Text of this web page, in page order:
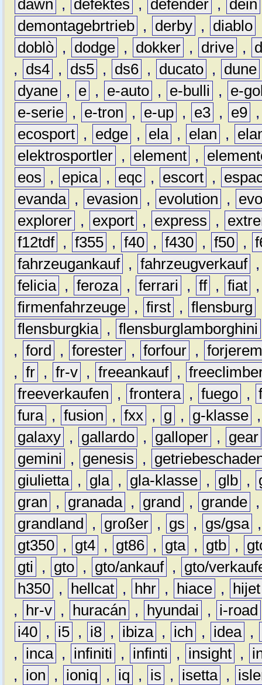
dawn , defektes , defender , dein
demontagebrtrieb , derby , diablo
doblò , dodge , dokker , drive ,
,
ds4 , ds5 , ds6 , ducato , dune
dyane , e , e-auto , e-bulli ,
e-
e-serie , e-tron , e-up , e3 , e9
ecosport , edge , ela , elan ,
elektrosportler , element ,
eos
, epica , eqc , escort ,
evanda , evasion , evolution ,
explorer , export , express ,
f12tdf , f355 , f40 , f430 , f50 ,
fahrzeugankauf , fahrzeugverkauf
felicia , feroza , ferrari , ff , fiat
firmenfahrzeuge , first , flensburg
flensburgkia , flensburglamborghini
, ford , forester , forfour ,
, fr , fr-v , freeankauf ,
freeverkaufen
, frontera , fuego ,
fura , fusion , fxx , g , g-klasse
galaxy , gallardo , galloper ,
gear
gemini
, genesis ,
giulietta , gla , gla-klasse , glb ,
gran
, granada , grand , grande
grandland
, großer , gs , gs/gsa
gt350 , gt4 , gt86 , gta , gtb ,
gti
, gto , gto/ankauf ,
gto/
h350 , hellcat , hhr , hiace ,
hijet
,
hr-v , huracán , hyundai ,
i-road
i40 , i5 , i8 , ibiza , ich , idea ,
,
inca , infiniti , infinti , insight ,
,
ion , ioniq , iq , is , isetta ,